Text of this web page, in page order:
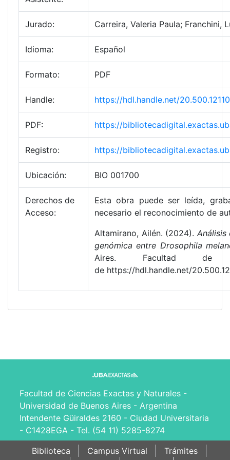
Jurado: Carreira, Valeria Paula; Franchini,
Idioma: Español
Formato: PDF
Handle: https://hdl.handle.net/
PDF: https://
Registro: https://
Ubicación: BIO 001700
Derechos de
Acceso:
Esta obra puede ser leída,
necesario el reconocimiento de
Altamirano, Ailén. (2024).
genómica entre Drosophila
Aires. Facultad de
de https://hdl.handle.net/
Facultad de Ciencias Exactas y Naturales -
Universidad de Buenos Aires - Argentina
Intendente Güiraldes 2160 - Ciudad Universitaria
- C1428EGA - Tel. (54 11) 5285-8274
Biblioteca
Campus Virtual
Trámites